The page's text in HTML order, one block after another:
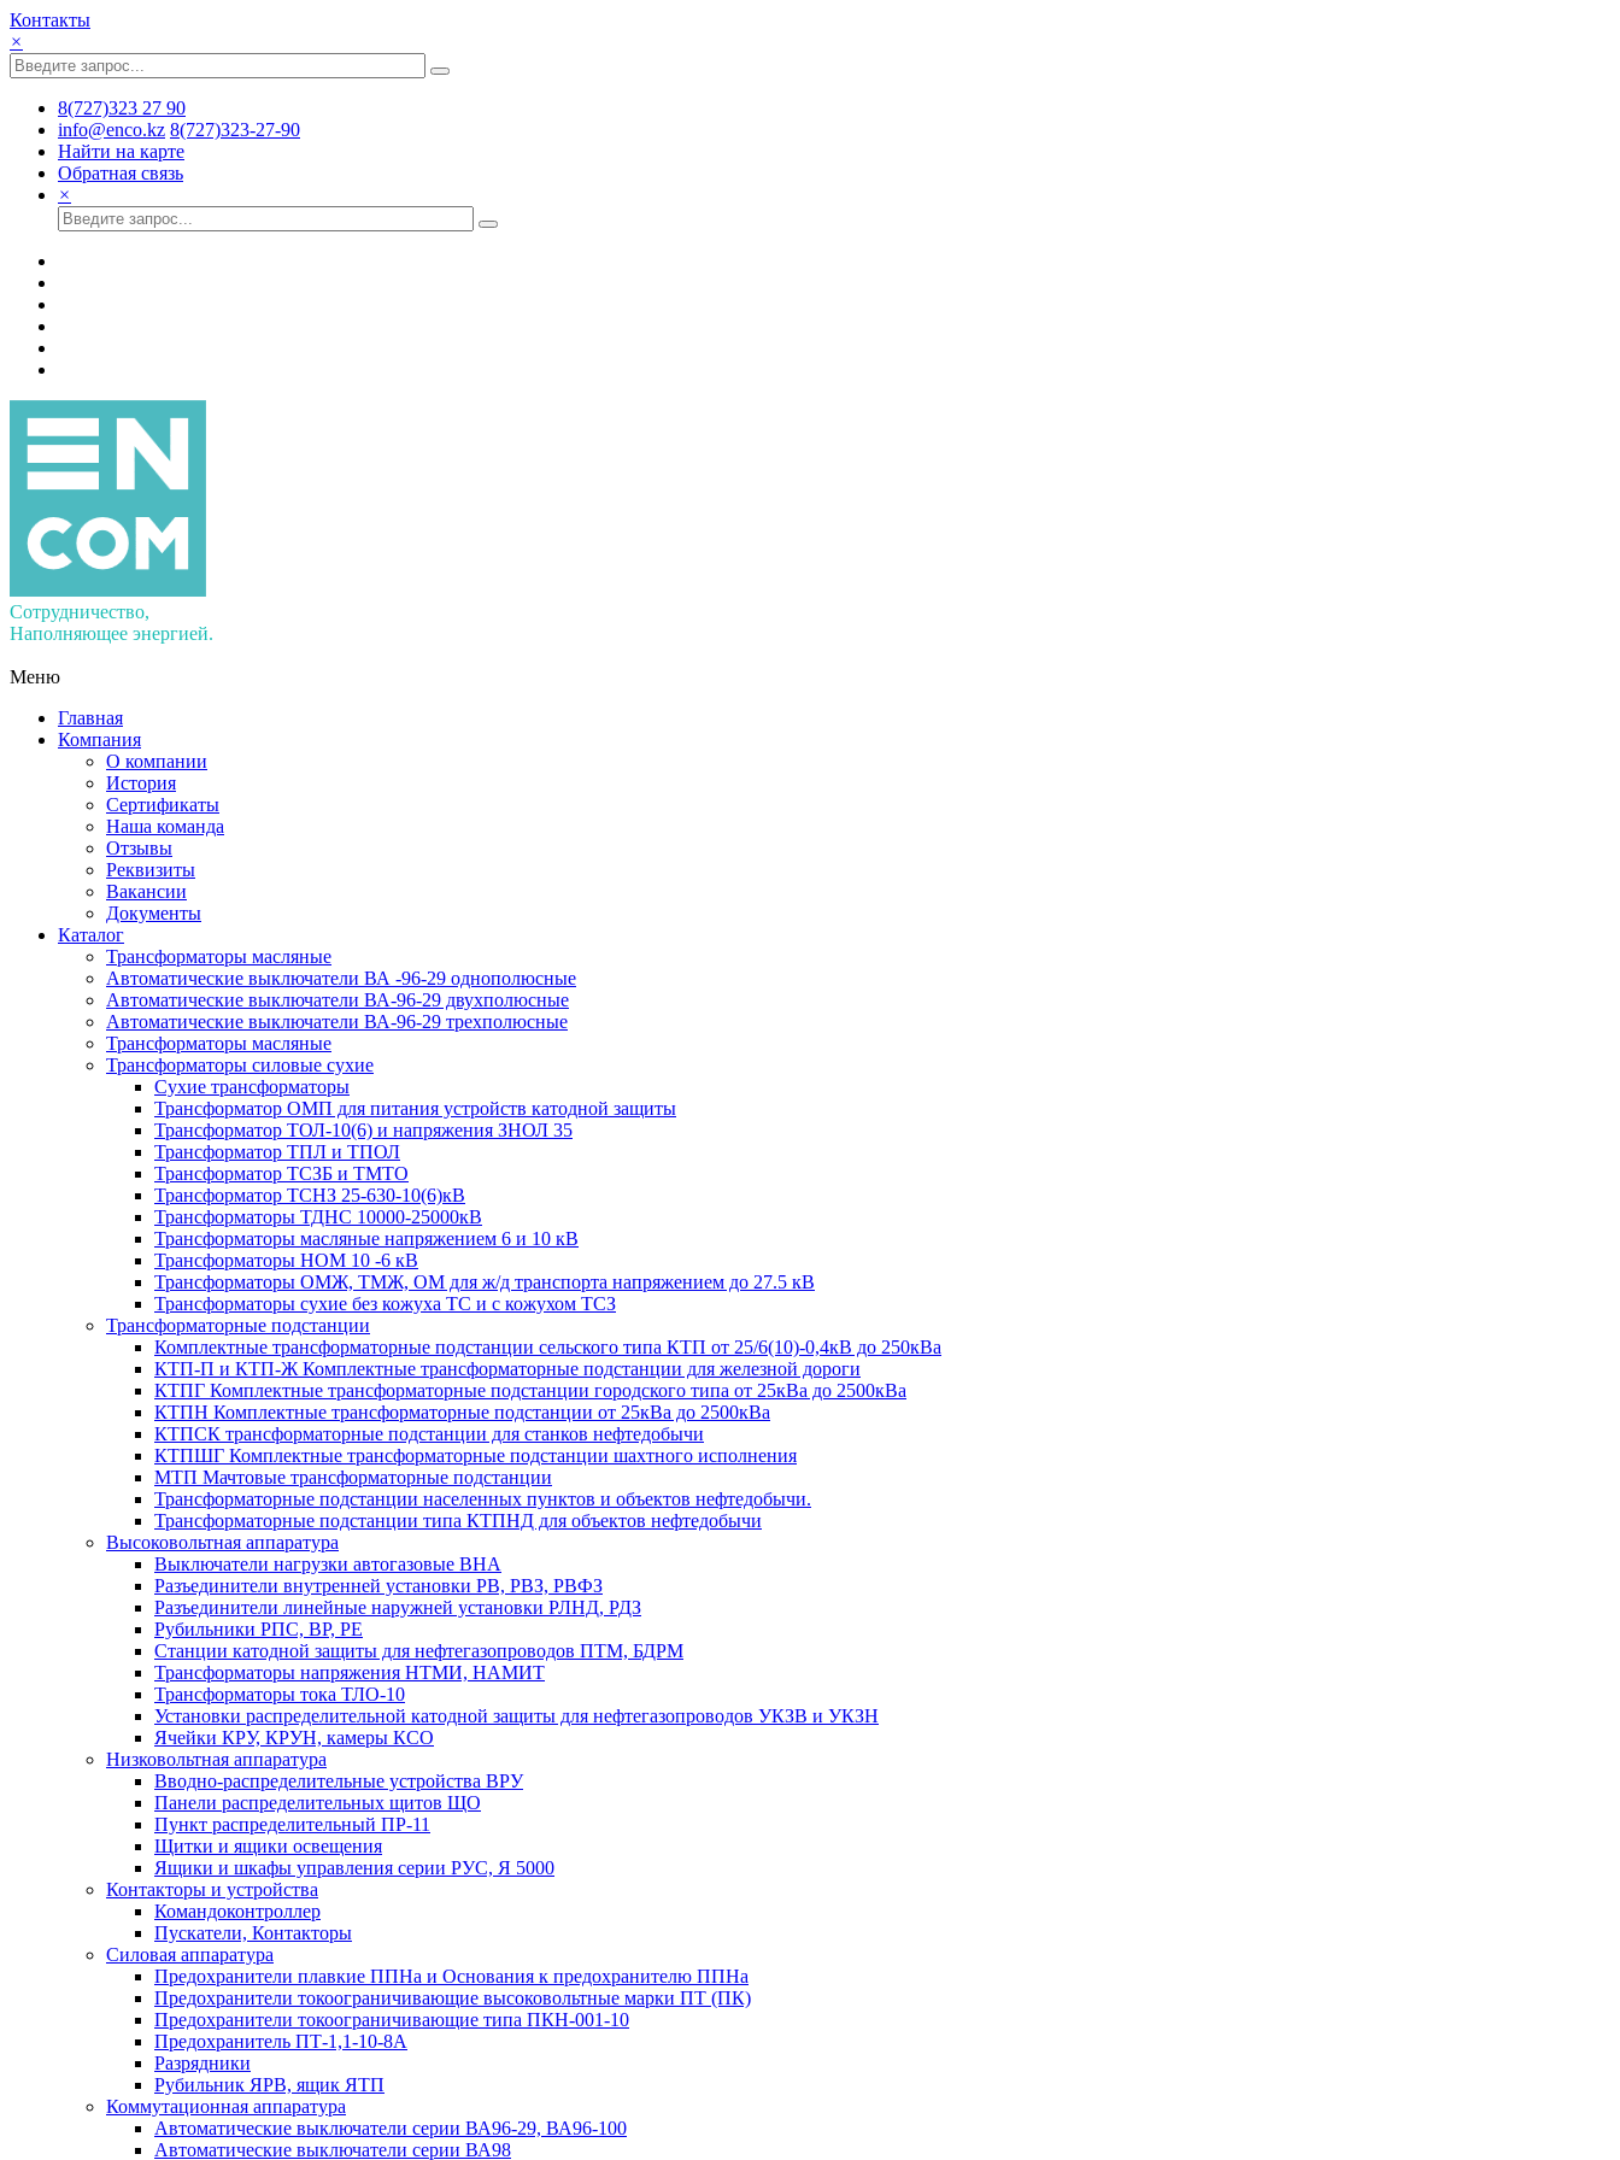
Контакты
×
8(727)323 27 90
info@enco.kz 8(727)323-27-90
Найти на карте
Обратная связь
×
Сотрудничество,
Наполняющее энергией.
Меню
Главная
Компания
О компании
История
Сертификаты
Наша команда
Отзывы
Реквизиты
Вакансии
Документы
Каталог
Трансформаторы масляные
Автоматические выключатели ВА -96-29 однополюсные
Автоматические выключатели ВА-96-29 двухполюсные
Автоматические выключатели ВА-96-29 трехполюсные
Трансформаторы масляные
Трансформаторы силовые сухие
Сухие трансформаторы
Трансформатор ОМП для питания устройств катодной защиты
Трансформатор ТОЛ-10(6) и напряжения ЗНОЛ 35
Трансформатор ТПЛ и ТПОЛ
Трансформатор ТСЗБ и ТМТО
Трансформатор ТСНЗ 25-630-10(6)кВ
Трансформаторы ТДНС 10000-25000кВ
Трансформаторы масляные напряжением 6 и 10 кВ
Трансформаторы НОМ 10 -6 кВ
Трансформаторы ОМЖ, ТМЖ, ОМ для ж/д транспорта напряжением до 27.5 кВ
Трансформаторы сухие без кожуха ТС и с кожухом ТСЗ
Трансформаторные подстанции
Комплектные трансформаторные подстанции сельского типа КТП от 25/6(10)-0,4кВ до 250кВа
КТП-П и КТП-Ж Комплектные трансформаторные подстанции для железной дороги
КТПГ Комплектные трансформаторные подстанции городского типа от 25кВа до 2500кВа
КТПН Комплектные трансформаторные подстанции от 25кВа до 2500кВа
КТПСК трансформаторные подстанции для станков нефтедобычи
КТПШГ Комплектные трансформаторные подстанции шахтного исполнения
МТП Мачтовые трансформаторные подстанции
Трансформаторные подстанции населенных пунктов и объектов нефтедобычи.
Трансформаторные подстанции типа КТПНД для объектов нефтедобычи
Высоковольтная аппаратура
Выключатели нагрузки автогазовые ВНА
Разъединители внутренней установки РВ, РВЗ, РВФЗ
Разъединители линейные наружней установки РЛНД, РДЗ
Рубильники РПС, ВР, РЕ
Станции катодной защиты для нефтегазопроводов ПТМ, БДРМ
Трансформаторы напряжения НТМИ, НАМИТ
Трансформаторы тока ТЛО-10
Установки распределительной катодной защиты для нефтегазопроводов УКЗВ и УКЗН
Ячейки КРУ, КРУН, камеры КСО
Низковольтная аппаратура
Вводно-распределительные устройства ВРУ
Панели распределительных щитов ЩО
Пункт распределительный ПР-11
Щитки и ящики освещения
Ящики и шкафы управления серии РУС, Я 5000
Контакторы и устройства
Командоконтроллер
Пускатели, Контакторы
Силовая аппаратура
Предохранители плавкие ППНа и Основания к предохранителю ППНа
Предохранители токоограничивающие высоковольтные марки ПТ (ПК)
Предохранители токоограничивающие типа ПКН-001-10
Предохранитель ПТ-1,1-10-8А
Разрядники
Рубильник ЯРВ, ящик ЯТП
Коммутационная аппаратура
Автоматические выключатели серии ВА96-29, ВА96-100
Автоматические выключатели серии ВА98